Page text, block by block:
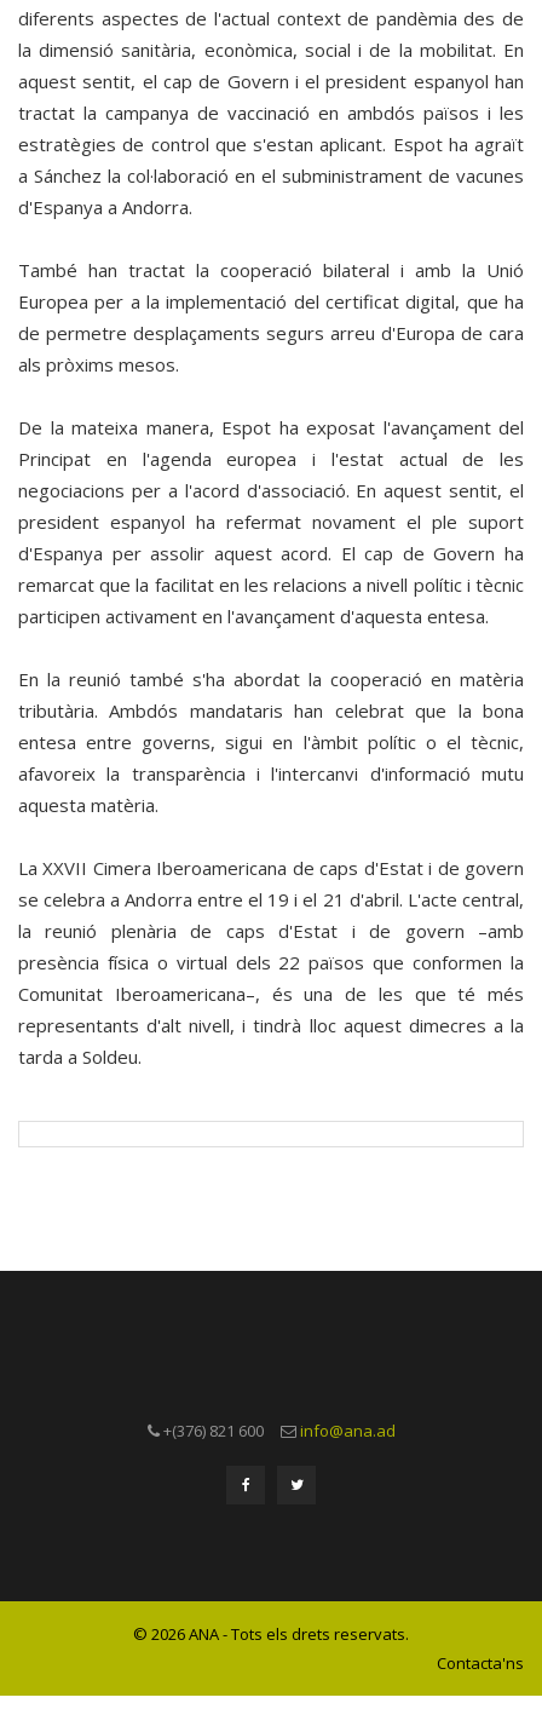
diferents aspectes de l'actual context de pandèmia des de
la dimensió sanitària, econòmica, social i de la mobilitat. En
aquest sentit, el cap de Govern i el president espanyol han
tractat la campanya de vaccinació en ambdós països i les
estratègies de control que s'estan aplicant. Espot ha agraït
a Sánchez la col·laboració en el subministrament de vacunes
d'Espanya a Andorra.
També han tractat la cooperació bilateral i amb la Unió
Europea per a la implementació del certificat digital, que ha
de permetre desplaçaments segurs arreu d'Europa de cara
als pròxims mesos.
De la mateixa manera, Espot ha exposat l'avançament del
Principat en l'agenda europea i l'estat actual de les
negociacions per a l'acord d'associació. En aquest sentit, el
president espanyol ha refermat novament el ple suport
d'Espanya per assolir aquest acord. El cap de Govern ha
remarcat que la facilitat en les relacions a nivell polític i tècnic
participen activament en l'avançament d'aquesta entesa.
En la reunió també s'ha abordat la cooperació en matèria
tributària. Ambdós mandataris han celebrat que la bona
entesa entre governs, sigui en l'àmbit polític o el tècnic,
afavoreix la transparència i l'intercanvi d'informació mutu
aquesta matèria.
La XXVII Cimera Iberoamericana de caps d'Estat i de govern
se celebra a Andorra entre el 19 i el 21 d'abril. L'acte central,
la reunió plenària de caps d'Estat i de govern –amb
presència física o virtual dels 22 països que conformen la
Comunitat Iberoamericana–, és una de les que té més
representants d'alt nivell, i tindrà lloc aquest dimecres a la
tarda a Soldeu.
+(376) 821 600 info@ana.ad
© 2026 ANA - Tots els drets reservats.
Contacta'ns